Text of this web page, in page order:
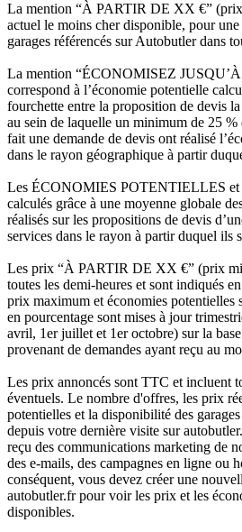
La mention “À PARTIR DE XX €”
actuel le moins cher disponible, pour
garages référencés sur Autobutler dans
La mention “ÉCONOMISEZ
correspond à l’économie potentielle
fourchette entre la proposition de devis
au sein de laquelle un minimum de 25 %
fait une demande de devis ont réalisé
dans le rayon géographique à partir
Les ÉCONOMIES POTENTIELLES
calculés grâce à une moyenne globale
réalisés sur les propositions de devis
services dans le rayon à partir duquel ils
Les prix “À PARTIR DE XX €” (prix
toutes les demi-heures et sont indiqués
prix maximum et économies potentielles
en pourcentage sont mises à jour
avril, 1er juillet et 1er octobre) sur la
provenant de demandes ayant reçu au
Les prix annoncés sont TTC et incluent
éventuels. Le nombre d'offres, les prix
potentielles et la disponibilité des
depuis votre dernière visite sur
reçu des communications marketing de
des e-mails, des campagnes en ligne ou
conséquent, vous devez créer une
autobutler.fr pour voir les prix et les
disponibles.